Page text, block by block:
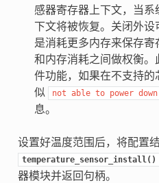
感器寄存器上下文，当系
下文将被恢复。关闭外
是消耗更多内存来保存
和内存消耗之间做权衡
件功能，如果在不支持
似
not able to power down
息。
设置好温度范围后，将配置
temperature_sensor_install()
器模块并返回句柄。